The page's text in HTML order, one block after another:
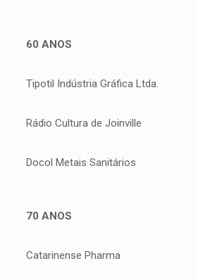
60 ANOS
Tipotil Indústria Gráfica Ltda.
Rádio Cultura de Joinville
Docol Metais Sanitários
70 ANOS
Catarinense Pharma